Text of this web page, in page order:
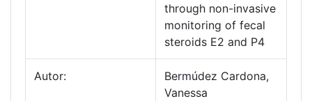
through non-invasive
monitoring of fecal
steroids E2 and P4
Autor:
Bermúdez Cardona,
Vanessa